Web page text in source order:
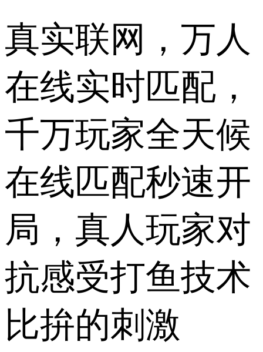
真实联网，万人
在线实时匹配，
千万玩家全天候
在线匹配秒速开
局，真人玩家对
抗感受打鱼技术
比拚的刺激